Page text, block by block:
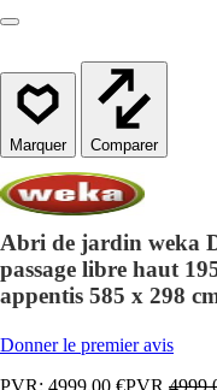
Comparer
Abri de jardin weka
passage libre haut
appentis 585 x 298
Donner le premier avis
PVR: 4999,00 €PVR